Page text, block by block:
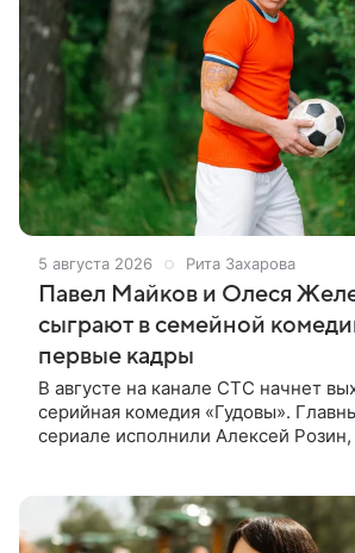
5 августа 2026 Рита Захарова
Павел Майков и Олеся
сыграют в семейной
первые кадры
В августе на канале СТС начнет
серийная комедия «Гудовы».
сериале исполнили Алексей